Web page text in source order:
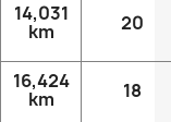
14,031
km 20
16,424
km 18